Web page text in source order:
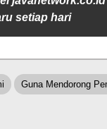
setiap hari
Guna Mendorong